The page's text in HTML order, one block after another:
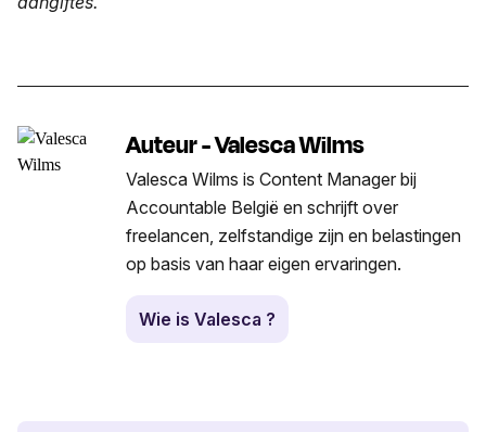
Auteur - Valesca Wilms
Valesca Wilms is Content Manager bij
Accountable België en schrijft over
freelancen, zelfstandige zijn en belastingen
op basis van haar eigen ervaringen.
Wie is Valesca ?